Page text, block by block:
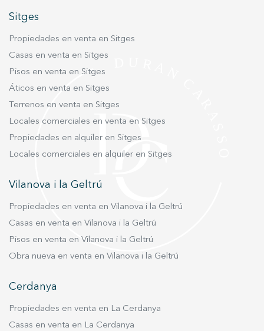
Sitges
Propiedades en venta en Sitges
Casas en venta en Sitges
Pisos en venta en Sitges
Áticos en venta en Sitges
Terrenos en venta en Sitges
Locales comerciales en venta en Sitges
Propiedades en alquiler en Sitges
Locales comerciales en alquiler en Sitges
Vilanova i la Geltrú
Propiedades en venta en Vilanova i la Geltrú
Casas en venta en Vilanova i la Geltrú
Pisos en venta en Vilanova i la Geltrú
Obra nueva en venta en Vilanova i la Geltrú
Cerdanya
Propiedades en venta en La Cerdanya
Casas en venta en La Cerdanya